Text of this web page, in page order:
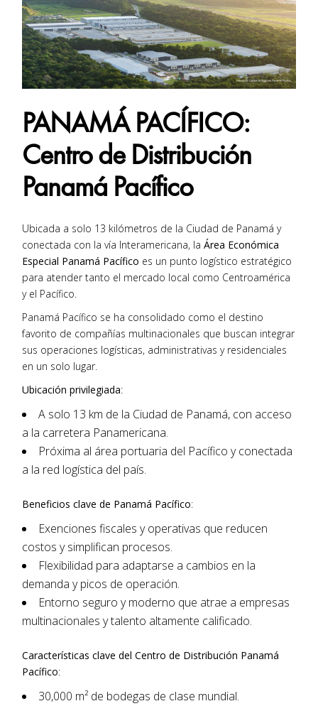
PANAMÁ PACÍFICO:
Centro de Distribución
Panamá Pacífico
Ubicada a solo 13 kilómetros de la Ciudad de Panamá y
conectada con la vía Interamericana, laÁrea Económica
Especial Panamá Pacífico es un punto logístico estratégico
para atender tanto el mercado local como Centroamérica
y el Pacífico.
Panamá Pacífico se ha consolidado como el destino
favorito de compañías multinacionales que buscan integrar
sus operaciones logísticas, administrativas y residenciales
en un solo lugar.
Ubicación privilegiada:
A solo 13 km de la Ciudad de Panamá, con acceso
a la carretera Panamericana.
Próxima al área portuaria del Pacífico y conectada
a la red logística del país.
Beneficios clave de Panamá Pacífico:
Exenciones fiscales y operativas que reducen
costos y simplifican procesos.
Flexibilidad para adaptarse a cambios en la
demanda y picos de operación.
Entorno seguro y moderno que atrae a empresas
multinacionales y talento altamente calificado.
Características clave del Centro de Distribución Panamá
Pacífico:
30,000 m² de bodegas de clase mundial.